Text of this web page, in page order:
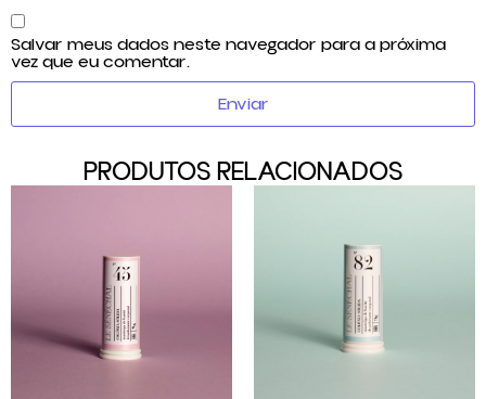
Salvar meus dados neste navegador para a próxima
vez que eu comentar.
PRODUTOS RELACIONADOS